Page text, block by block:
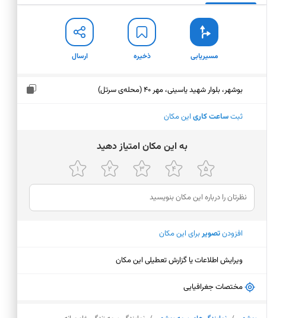
مسیریابی ذخیره ارسال
بوشهر، بلوار شهید یاسینی، مهر 40 (محله‌ی سرتل)
ثبتساعت کاری این مکان
ﺑﻪ اﯾﻦ ﻣﮑﺎن اﻣﺘﯿﺎز دﻫﯿﺪ
افزودنتصویربرای این مکان
ویرایش اطلاعات یا گزارش تعطیلی این مکان
مختصات جغرافیایی